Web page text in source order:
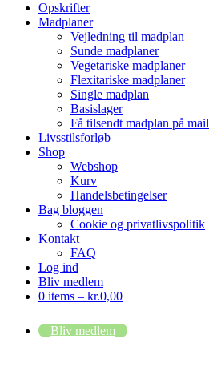
Opskrifter
Madplaner
Vejledning til madplan
Sunde madplaner
Vegetariske madplaner
Flexitariske madplaner
Single madplan
Basislager
Få tilsendt madplan på mail
Livsstilsforløb
Shop
Webshop
Kurv
Handelsbetingelser
Bag bloggen
Cookie og privatlivspolitik
Kontakt
FAQ
Log ind
Bliv medlem
0 items – kr.0,00
Bliv medlem